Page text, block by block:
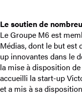
Le soutien de
Le Groupe M6 est
Médias, dont le but est
up innovantes dans le
la mise à disposition
accueilli la start-up
et a mis à sa